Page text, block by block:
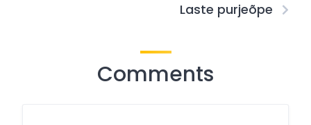
Laste purjeõpe
Comments